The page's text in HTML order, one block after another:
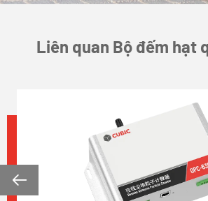
Liên quan Bộ đếm hạt
